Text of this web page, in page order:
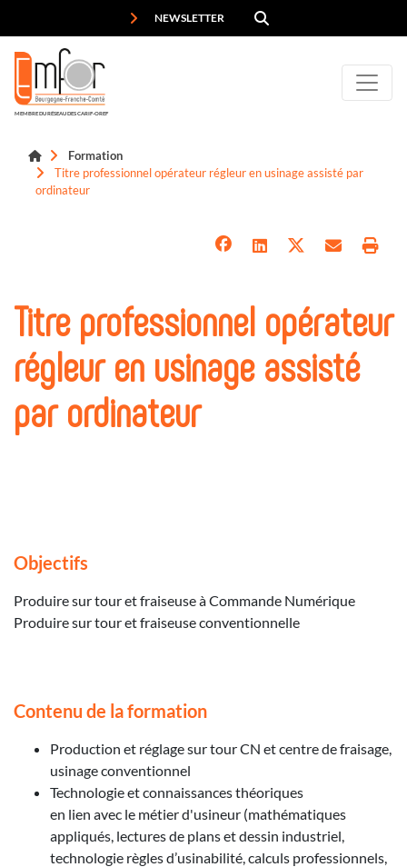
NEWSLETTER
MEMBRE DU RÉSEAU DES CARIF-OREF
Formation
Titre professionnel opérateur régleur en usinage assisté par
ordinateur
Titre professionnel opérateur
régleur en usinage assisté
par ordinateur
Objectifs
Produire sur tour et fraiseuse à Commande Numérique
Produire sur tour et fraiseuse conventionnelle
Contenu de la formation
Production et réglage sur tour CN et centre de fraisage,
usinage conventionnel
Technologie et connaissances théoriques
en lien avec le métier d'usineur (mathématiques
appliqués, lectures de plans et dessin industriel,
technologie règles d’usinabilité, calculs professionnels,
Panneau de gestion des cookies